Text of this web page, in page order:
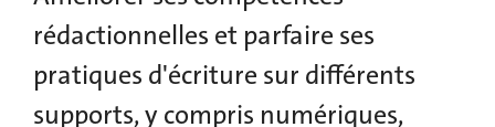
rédactionnelles et parfaire ses
pratiques d'écriture sur différents
supports, y compris numériques,